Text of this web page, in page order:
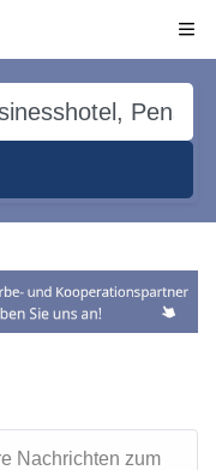
Nachrichten zum